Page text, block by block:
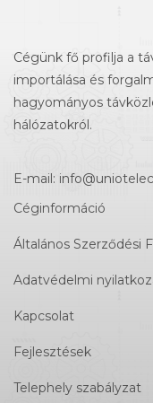
Cégünk fő profilja a
importálása és
hagyományos
hálózatokról.
E-mail:
Céginformáció
Általános Szerződési
Adatvédelmi
Kapcsolat
Fejlesztések
Telephely szabályzat